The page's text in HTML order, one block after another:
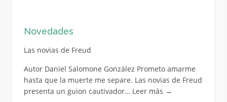
Novedades
Las novias de Freud
Autor Daniel Salomone González Prometo amarme
hasta que la muerte me separe. Las novias de Freud
presenta un guion cautivador… Leer más →